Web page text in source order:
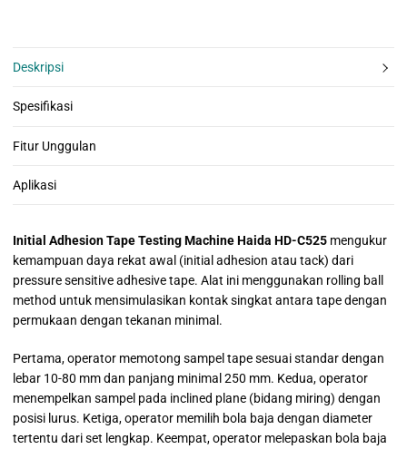
Deskripsi
Spesifikasi
Fitur Unggulan
Aplikasi
Initial Adhesion Tape Testing Machine Haida HD-C525 mengukur
kemampuan daya rekat awal (initial adhesion atau tack) dari
pressure sensitive adhesive tape. Alat ini menggunakan rolling ball
method untuk mensimulasikan kontak singkat antara tape dengan
permukaan dengan tekanan minimal.
Pertama, operator memotong sampel tape sesuai standar dengan
lebar 10-80 mm dan panjang minimal 250 mm. Kedua, operator
menempelkan sampel pada inclined plane (bidang miring) dengan
posisi lurus. Ketiga, operator memilih bola baja dengan diameter
tertentu dari set lengkap. Keempat, operator melepaskan bola baja